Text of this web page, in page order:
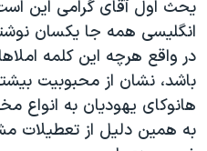
چهل سال گروگان‌گیری
قانون شفافیت دارائی کادر
اعتراضات مردمی آبان ۹۸
اسرائیل در جنگ
یحث اول آقای گرامی این
انگلیسی همه جا یکسان
در واقع هرچه این کلمه
باشد، نشان از محبوبیت
هانوکای یهودیان به انواع
به همین دلیل از تعطیلات